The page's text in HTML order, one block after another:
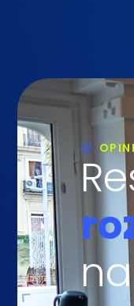
i intuicyjny. Choć
system już teraz jest
i wydajny niż nasze
Dzięki niemu